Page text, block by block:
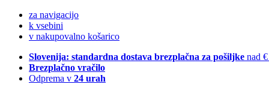
za navigacijo
k vsebini
v nakupovalno košarico
Slovenija: standardna dostava brezplačna za pošiljke nad
Brezplačno vračilo
Odprema v 24 urah